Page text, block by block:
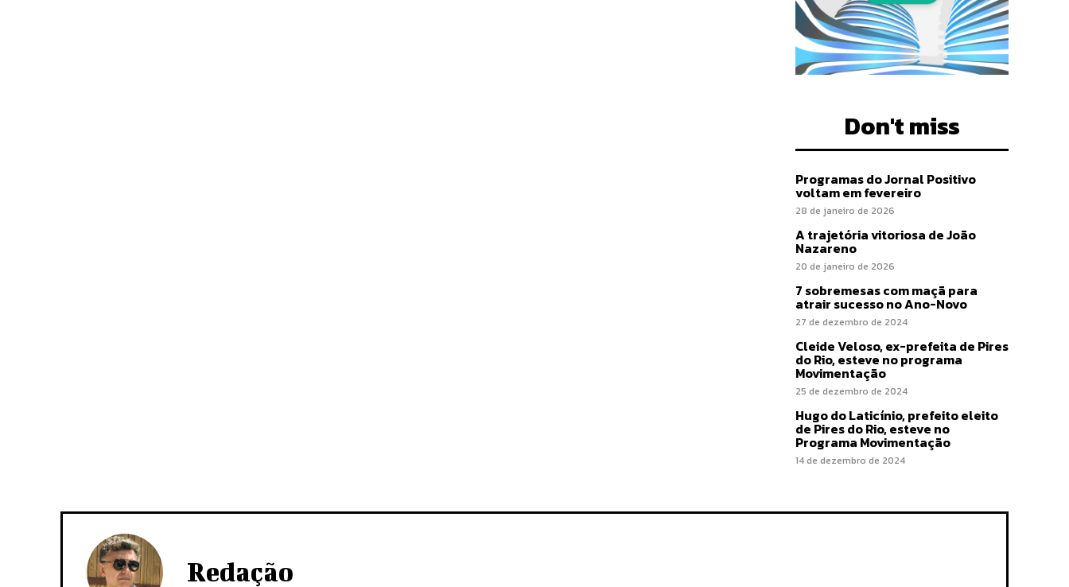
Don't miss
Programas do Jornal Positivo
voltam em fevereiro
28 de janeiro de 2026
A trajetória vitoriosa de João
Nazareno
20 de janeiro de 2026
7 sobremesas com maçã para
atrair sucesso no Ano-Novo
27 de dezembro de 2024
Cleide Veloso, ex-prefeita de Pires
do Rio, esteve no programa
Movimentação
25 de dezembro de 2024
Hugo do Laticínio, prefeito eleito
de Pires do Rio, esteve no
Programa Movimentação
14 de dezembro de 2024
Redação